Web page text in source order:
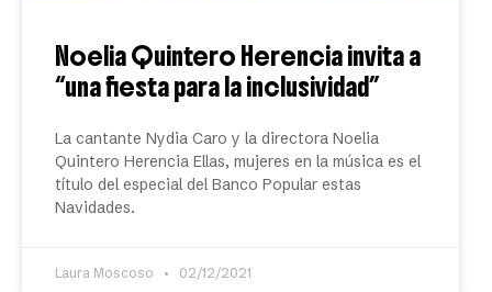
Noelia Quintero Herencia invita a
“una fiesta para la inclusividad”
La cantante Nydia Caro y la directora Noelia
Quintero Herencia Ellas, mujeres en la música es el
título del especial del Banco Popular estas
Navidades.
Laura Moscoso 02/12/2021